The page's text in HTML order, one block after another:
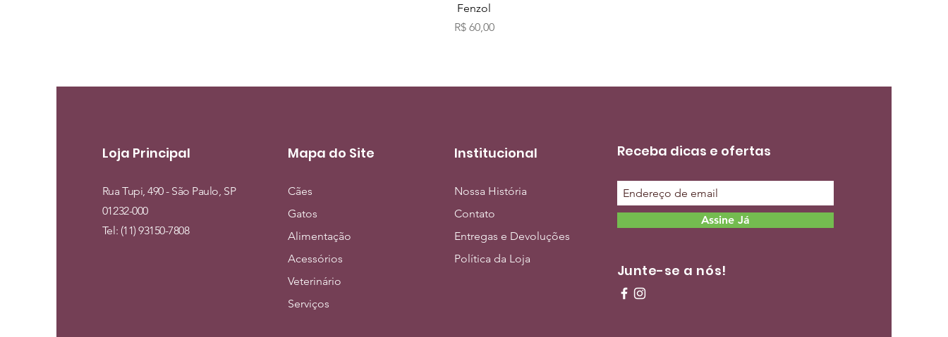
Visualização rápida
Fenzol
Preço
R$ 60,00
Loja Principal
Rua Tupi, 490 - São Paulo, SP
01232-000
Tel: (11) 93150-7808
Mapa do Site
Cães
Gatos
Alimentação
Acessórios
Veterinário
Serviços
Institucional
Nossa História
Contato
Entregas e Devoluções
Política da Loja
Receba dicas e ofertas
Assine Já
Junte-se a nós!